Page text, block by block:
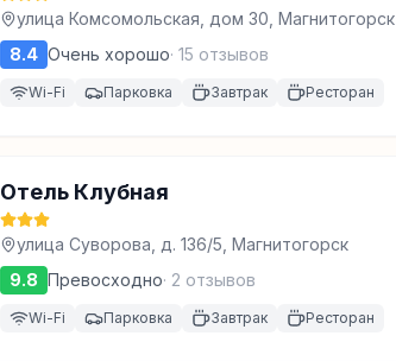
улица Комсомольская, дом 30, Магнитогорск
8.4 Очень хорошо· 15 отзывов
Wi-Fi Парковка Завтрак Ресторан
Отель Клубная
улица Суворова, д. 136/5, Магнитогорск
9.8 Превосходно· 2 отзывов
Wi-Fi Парковка Завтрак Ресторан